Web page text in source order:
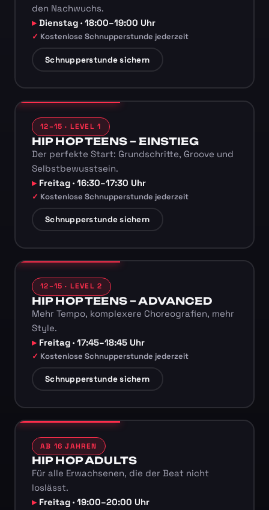
den Nachwuchs.
Dienstag · 18:00–19:00 Uhr
Kostenlose Schnupperstunde jederzeit
Schnupperstunde sichern
12–15 · LEVEL 1
HIP HOP TEENS – EINSTIEG
Der perfekte Start: Grundschritte, Groove und
Selbstbewusstsein.
Freitag · 16:30–17:30 Uhr
Kostenlose Schnupperstunde jederzeit
Schnupperstunde sichern
12–15 · LEVEL 2
HIP HOP TEENS – ADVANCED
Mehr Tempo, komplexere Choreografien, mehr
Style.
Freitag · 17:45–18:45 Uhr
Kostenlose Schnupperstunde jederzeit
Schnupperstunde sichern
AB 16 JAHREN
HIP HOP ADULTS
Für alle Erwachsenen, die der Beat nicht
loslässt.
Freitag · 19:00–20:00 Uhr